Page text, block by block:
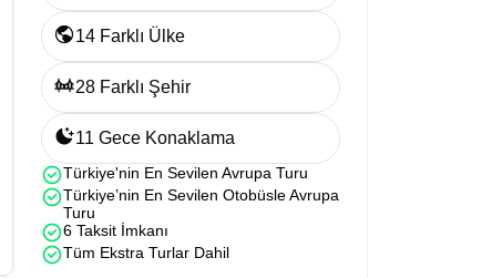
14 Farklı Ülke
28 Farklı Şehir
11 Gece Konaklama
Türkiye'nin En Sevilen Avrupa Turu
Türkiye’nin En Sevilen Otobüsle Avrupa
Turu
6 Taksit İmkanı
Tüm Ekstra Turlar Dahil